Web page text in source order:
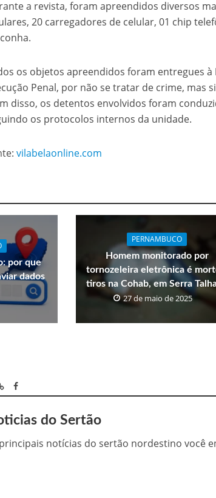
a revista, foram apreendidos diversos
20 carregadores de celular, 01 chip
os objetos apreendidos foram entregues à
Penal, por não se tratar de crime,
disso, os detentos envolvidos foram
os protocolos internos da unidade.
vilabelaonline.com
por que
dados
PERNAMBUCO
Homem monitorado por
tornozeleira eletrônica é
tiros na Cohab, em Serra
27 de maio de 2025
do Sertão
notícias do sertão nordestino você